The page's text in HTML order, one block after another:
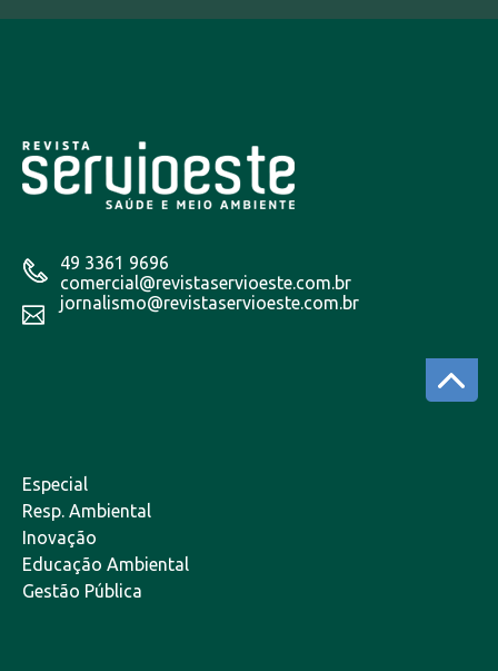
49 3361 9696
comercial@revistaservioeste.com.br
jornalismo@revistaservioeste.com.br
Especial
Resp. Ambiental
Inovação
Educação Ambiental
Gestão Pública